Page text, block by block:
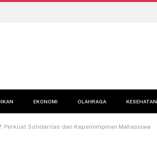
EKONOMI OLAHRAGA KESEHATAN
Perkuat Solidaritas dan Kepemimpinan Mahasiswa